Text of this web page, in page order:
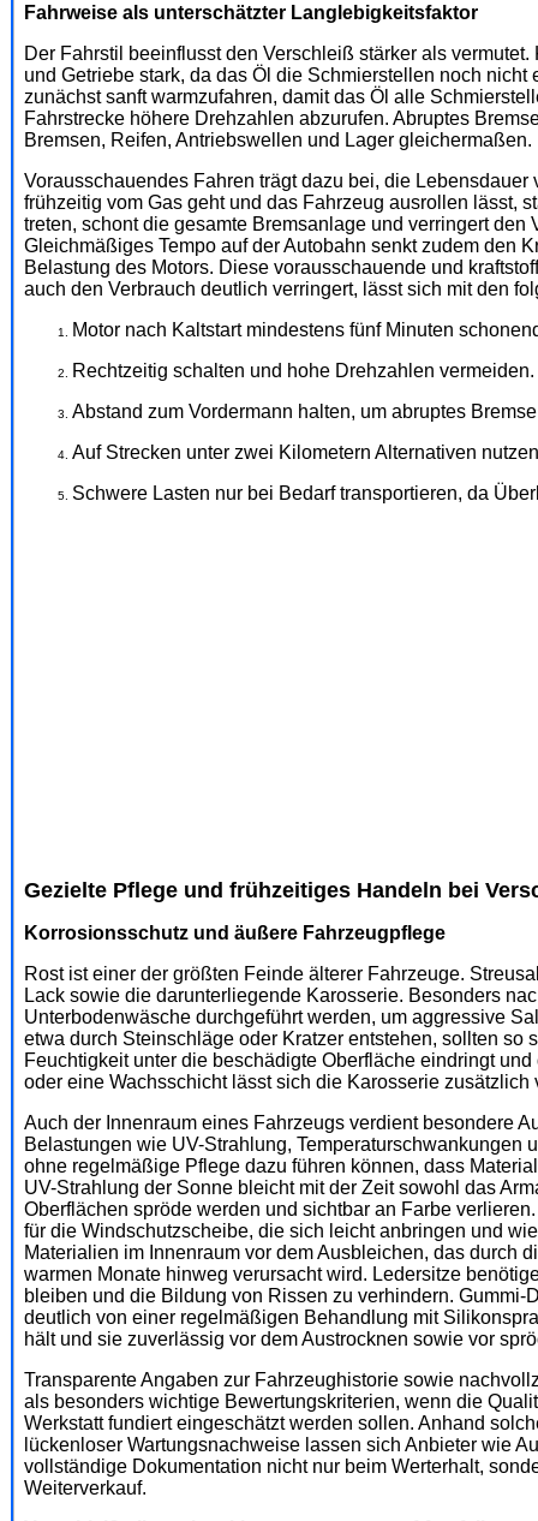
Fahrweise als unterschätzter Langlebigkeitsfaktor
Der Fahrstil beeinflusst den Verschleiß stärker als
und Getriebe stark, da das Öl die Schmierstellen noch
zunächst sanft warmzufahren, damit das Öl alle
Fahrstrecke höhere Drehzahlen abzurufen. Abruptes
Bremsen, Reifen, Antriebswellen und Lager gleichermaßen.
Vorausschauendes Fahren trägt dazu bei, die
frühzeitig vom Gas geht und das Fahrzeug ausrollen lässt,
treten, schont die gesamte Bremsanlage und verringert
Gleichmäßiges Tempo auf der Autobahn senkt zudem den
Belastung des Motors. Diese vorausschauende und
auch den Verbrauch deutlich verringert, lässt sich mit den
Motor nach Kaltstart mindestens fünf Minuten
Rechtzeitig schalten und hohe Drehzahlen vermeiden.
Abstand zum Vordermann halten, um abruptes
Auf Strecken unter zwei Kilometern Alternativen
Schwere Lasten nur bei Bedarf transportieren, da
Gezielte Pflege und frühzeitiges Handeln bei
Korrosionsschutz und äußere Fahrzeugpflege
Rost ist einer der größten Feinde älterer Fahrzeuge.
Lack sowie die darunterliegende Karosserie. Besonders
Unterbodenwäsche durchgeführt werden, um aggressive
etwa durch Steinschläge oder Kratzer entstehen, sollten
Feuchtigkeit unter die beschädigte Oberfläche eindringt
oder eine Wachsschicht lässt sich die Karosserie
Auch der Innenraum eines Fahrzeugs verdient besondere
Belastungen wie UV-Strahlung, Temperaturschwankungen
ohne regelmäßige Pflege dazu führen können, dass
UV-Strahlung der Sonne bleicht mit der Zeit sowohl das
Oberflächen spröde werden und sichtbar an Farbe
für die Windschutzscheibe, die sich leicht anbringen und
Materialien im Innenraum vor dem Ausbleichen, das durch
warmen Monate hinweg verursacht wird. Ledersitze
bleiben und die Bildung von Rissen zu verhindern.
deutlich von einer regelmäßigen Behandlung mit
hält und sie zuverlässig vor dem Austrocknen sowie vor
Transparente Angaben zur Fahrzeughistorie sowie
als besonders wichtige Bewertungskriterien, wenn die
Werkstatt fundiert eingeschätzt werden sollen. Anhand
lückenloser Wartungsnachweise lassen sich Anbieter wie
vollständige Dokumentation nicht nur beim Werterhalt,
Weiterverkauf.